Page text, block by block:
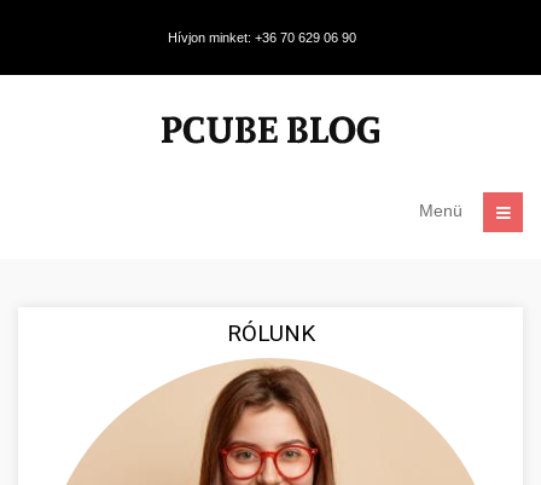
Hívjon minket: +36 70 629 06 90
Menü
RÓLUNK